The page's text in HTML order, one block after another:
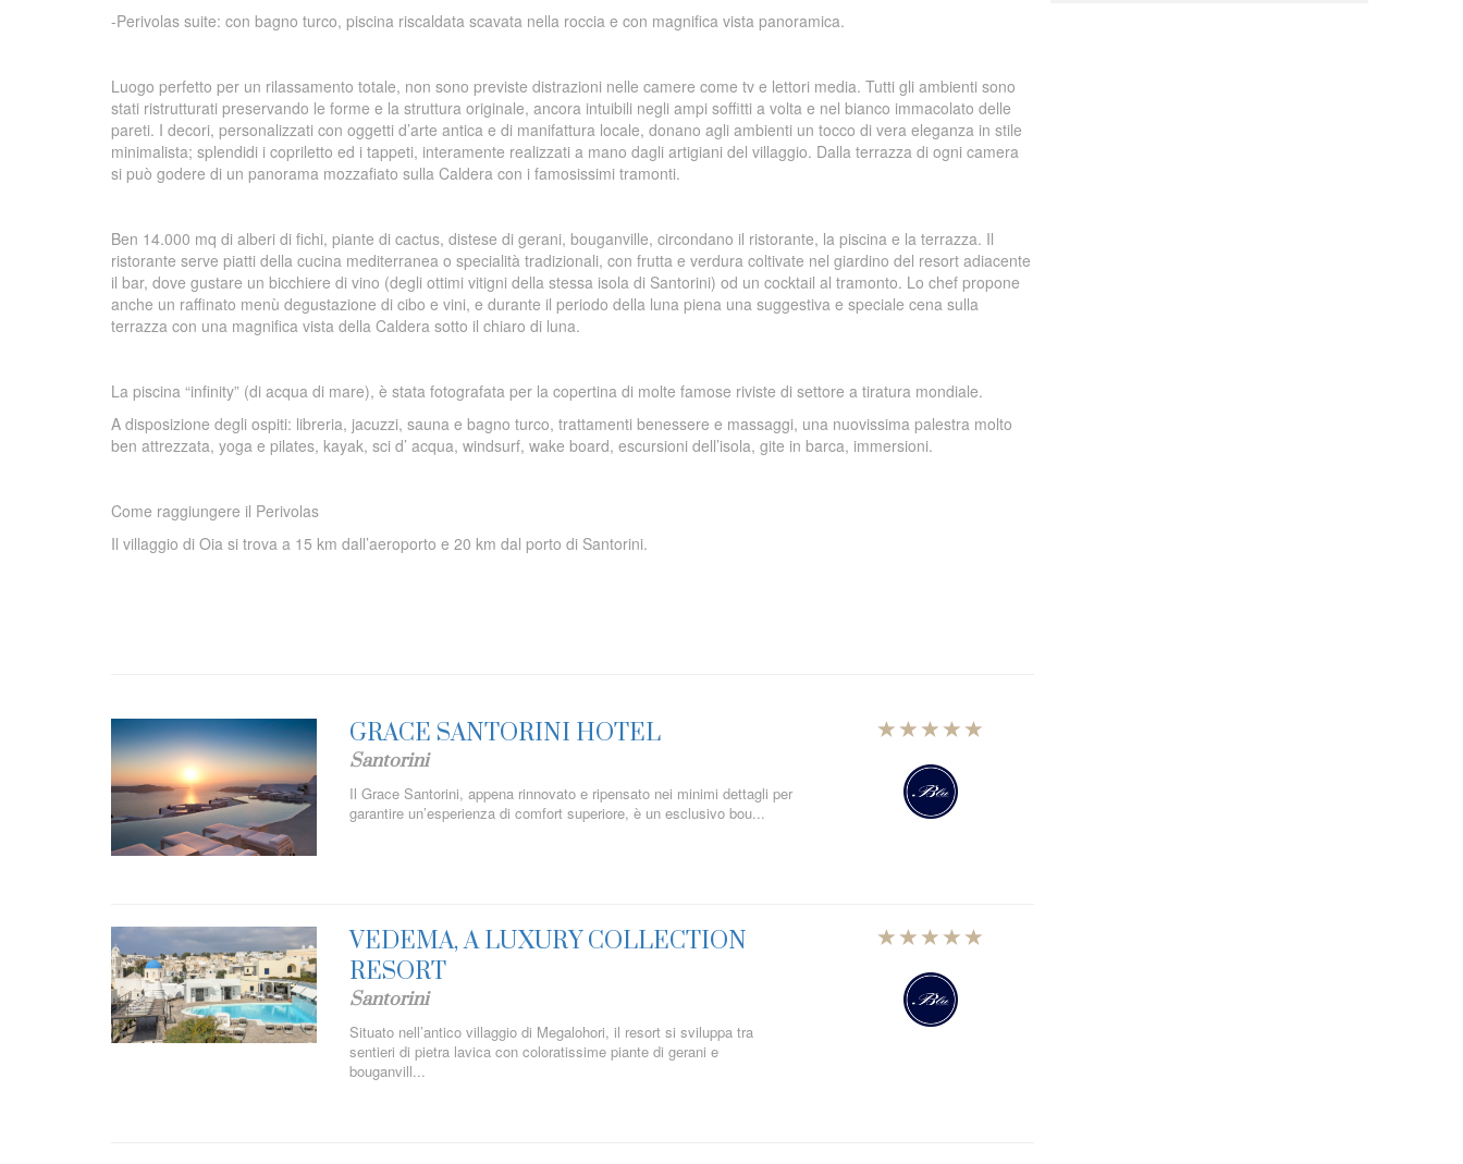
-Perivolas suite: con bagno turco, piscina riscaldata scavata nella roccia e con magnifica vista panoramica.
Luogo perfetto per un rilassamento totale, non sono previste distrazioni nelle camere come tv e lettori media. Tutti gli ambienti sono
stati ristrutturati preservando le forme e la struttura originale, ancora intuibili negli ampi soffitti a volta e nel bianco immacolato delle
pareti. I decori, personalizzati con oggetti d’arte antica e di manifattura locale, donano agli ambienti un tocco di vera eleganza in stile
minimalista; splendidi i copriletto ed i tappeti, interamente realizzati a mano dagli artigiani del villaggio. Dalla terrazza di ogni camera
si può godere di un panorama mozzafiato sulla Caldera con i famosissimi tramonti.
Ben 14.000 mq di alberi di fichi, piante di cactus, distese di gerani, bouganville, circondano il ristorante, la piscina e la terrazza. Il
ristorante serve piatti della cucina mediterranea o specialità tradizionali, con frutta e verdura coltivate nel giardino del resort adiacente
il bar, dove gustare un bicchiere di vino (degli ottimi vitigni della stessa isola di Santorini) od un cocktail al tramonto. Lo chef propone
anche un raffinato menù degustazione di cibo e vini, e durante il periodo della luna piena una suggestiva e speciale cena sulla
terrazza con una magnifica vista della Caldera sotto il chiaro di luna.
La piscina “infinity” (di acqua di mare), è stata fotografata per la copertina di molte famose riviste di settore a tiratura mondiale.
A disposizione degli ospiti: libreria, jacuzzi, sauna e bagno turco, trattamenti benessere e massaggi, una nuovissima palestra molto
ben attrezzata, yoga e pilates, kayak, sci d’ acqua, windsurf, wake board, escursioni dell’isola, gite in barca, immersioni.
Come raggiungere il Perivolas
Il villaggio di Oia si trova a 15 km dall’aeroporto e 20 km dal porto di Santorini.
GRACE SANTORINI HOTEL
Santorini
Il Grace Santorini, appena rinnovato e ripensato nei minimi dettagli per
garantire un’esperienza di comfort superiore, è un esclusivo bou...
VEDEMA, A LUXURY COLLECTION
RESORT
Santorini
Situato nell’antico villaggio di Megalohori, il resort si sviluppa tra
sentieri di pietra lavica con coloratissime piante di gerani e
bouganvill...